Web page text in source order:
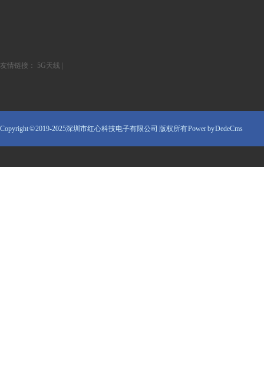
友情链接： 5G天线
Copyright © 2019-2025深圳市红心科技电子有限公司 版权所有Power by DedeCms